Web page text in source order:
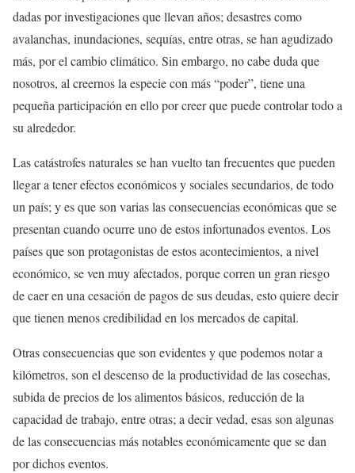
dadas por investigaciones que llevan años; desastres como
avalanchas, inundaciones, sequías, entre otras, se han agudizado
más, por el cambio climático. Sin embargo, no cabe duda que
nosotros, al creernos la especie con más “poder”, tiene una
pequeña participación en ello por creer que puede controlar todo a
su alrededor.
Las catástrofes naturales se han vuelto tan frecuentes que pueden
llegar a tener efectos económicos y sociales secundarios, de todo
un país; y es que son varias las consecuencias económicas que se
presentan cuando ocurre uno de estos infortunados eventos. Los
países que son protagonistas de estos acontecimientos, a nivel
económico, se ven muy afectados, porque corren un gran riesgo
de caer en una cesación de pagos de sus deudas, esto quiere decir
que tienen menos credibilidad en los mercados de capital.
Otras consecuencias que son evidentes y que podemos notar a
kilómetros, son el descenso de la productividad de las cosechas,
subida de precios de los alimentos básicos, reducción de la
capacidad de trabajo, entre otras; a decir vedad, esas son algunas
de las consecuencias más notables económicamente que se dan
por dichos eventos.